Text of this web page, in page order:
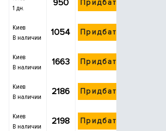
1 дн.
950 Придбати
Киев
В наличии
1054 Придбати
Киев
В наличии
1663 Придбати
Киев
В наличии
2186 Придбати
Киев
В наличии
2198 Придбати